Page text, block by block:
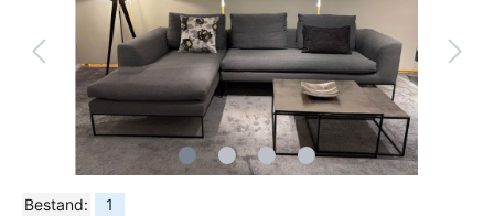
Bestand: 1